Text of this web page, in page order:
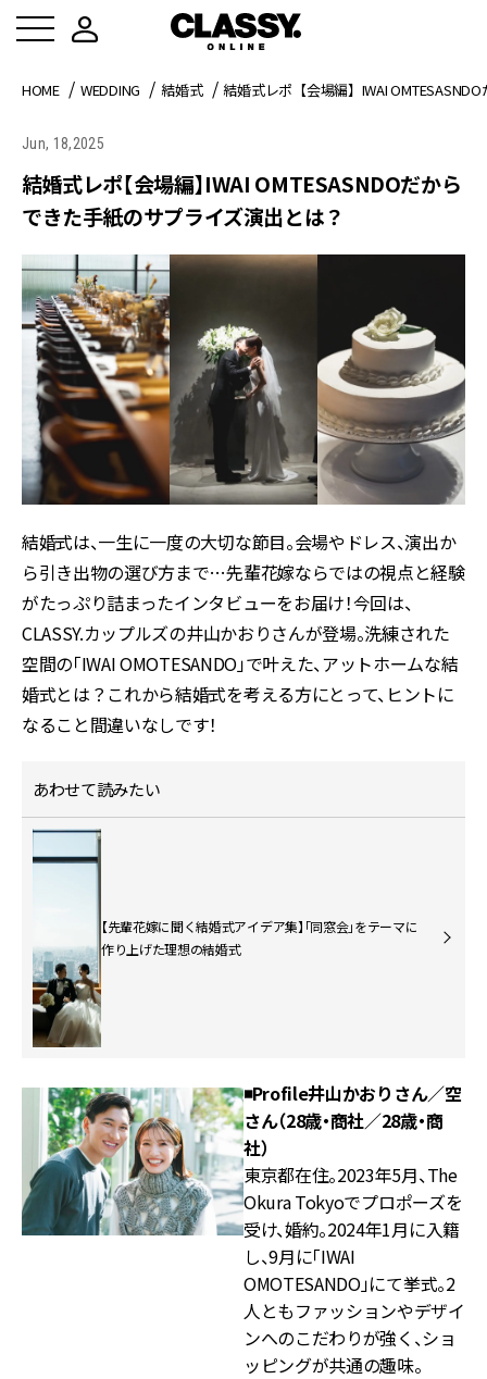
HOME WEDDING 結婚式 結婚式レポ【会場編】IWAI
Jun, 18,2025
結婚式レポ【会場編】IWAI OMTESASNDOだから
できた手紙のサプライズ演出とは？
結婚式は、一生に一度の大切な節目。会場やドレス、演出か
ら引き出物の選び方まで…先輩花嫁ならではの視点と経験
がたっぷり詰まったインタビューをお届け！今回は、
CLASSY.カップルズの井山かおりさんが登場。洗練された
空間の「IWAI OMOTESANDO」で叶えた、アットホームな結
婚式とは？これから結婚式を考える方にとって、ヒントに
なること間違いなしです！
あわせて読みたい
【先輩花嫁に聞く結婚式アイデア集】「同窓会」をテーマに
作り上げた理想の結婚式
◾️Profile井山かおりさん／空
さん（28歳・商社／28歳・商
社）
東京都在住。2023年5月、The
Okura Tokyoでプロポーズを
受け、婚約。2024年1月に入籍
し、9月に「IWAI
OMOTESANDO」にて挙式。2
人ともファッションやデザイ
ンへのこだわりが強く、ショ
ッピングが共通の趣味。